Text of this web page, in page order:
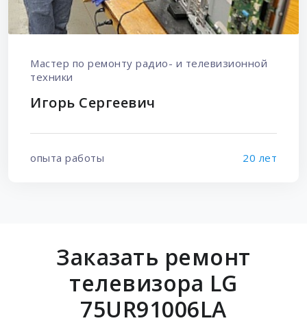
Мастер по ремонту радио- и телевизионной
техники
Игорь Сергеевич
опыта работы 20 лет
Заказать ремонт
телевизора LG
75UR91006LA